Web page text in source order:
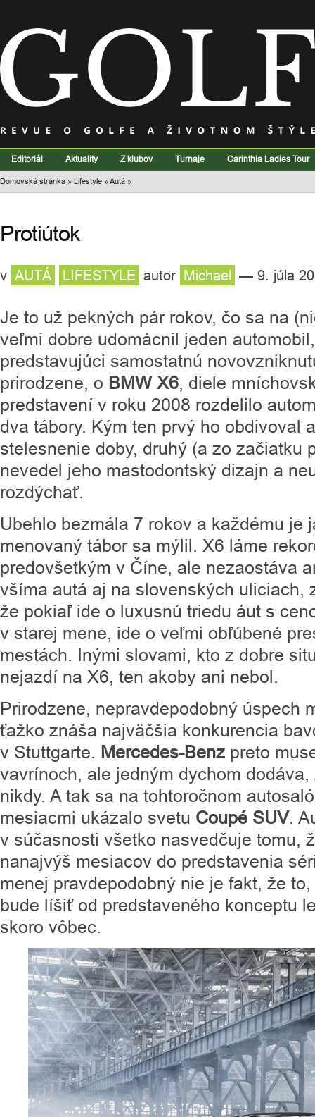
Editoriál Aktuality Z klubov Turnaje Carinthia Ladies Tour
Domovská stránka » Lifestyle »Autá »
Protiútok
v AUTÁ LIFESTYLE autor Michael — 9. júla
Je to už pekných pár rokov, čo sa na
veľmi dobre udomácnil jeden
predstavujúci samostatnú
prirodzene, o BMW X6, diele
predstavení v roku 2008 rozdelilo
dva tábory. Kým ten prvý ho obdivoval
stelesnenie doby, druhý (a zo začiatku
nevedel jeho mastodontský dizajn a
rozdýchať.
Ubehlo bezmála 7 rokov a každému je
menovaný tábor sa mýlil. X6 láme
predovšetkým v Číne, ale nezaostáva
všíma autá aj na slovenských uliciach,
že pokiaľ ide o luxusnú triedu áut s
v starej mene, ide o veľmi obľúbené
mestách. Inými slovami, kto z dobre
nejazdí na X6, ten akoby ani nebol.
Prirodzene, nepravdepodobný úspech
ťažko znáša najväčšia konkurencia
v Stuttgarte. Mercedes-Benz preto
vavrínoch, ale jedným dychom
nikdy. A tak sa na tohtoročnom
mesiacmi ukázalo svetu Coupé SUV.
v súčasnosti všetko nasvedčuje tomu,
nanajvýš mesiacov do predstavenia
menej pravdepodobný nie je fakt, že
bude líšiť od predstaveného konceptu
skoro vôbec.